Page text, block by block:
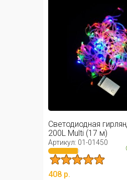
Светодиодная
200L Multi (17 м)
Артикул: 01-01450
408 р.